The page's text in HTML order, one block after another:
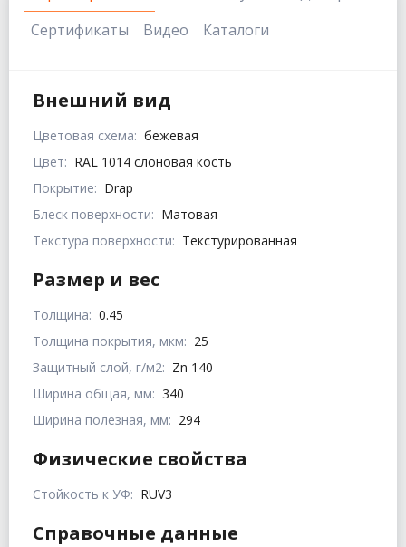
Сертификаты
Видео Каталоги
Внешний вид
Цветовая схема: бежевая
Цвет: RAL 1014 слоновая кость
Покрытие: Drap
Блеск поверхности: Матовая
Текстура поверхности: Текстурированная
Размер и вес
Толщина: 0.45
Толщина покрытия, мкм: 25
Защитный слой, г/м2: Zn 140
Ширина общая, мм: 340
Ширина полезная, мм: 294
Физические свойства
Стойкость к УФ: RUV3
Справочные данные